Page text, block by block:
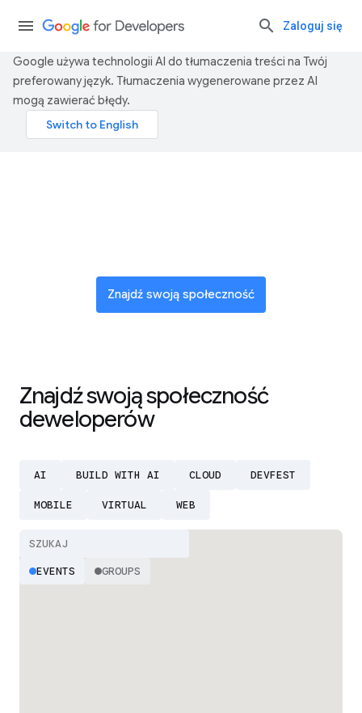
Zaloguj się
Google używa technologii AI do tłumaczenia treści na Twój
preferowany język. Tłumaczenia wygenerowane przez AI
mogą zawierać błędy.
Znajdź swoją społeczność
Znajdź swoją społeczność
deweloperów
AI BUILD WITH AI CLOUD DEVFEST
MOBILE VIRTUAL WEB
EVENTS GROUPS